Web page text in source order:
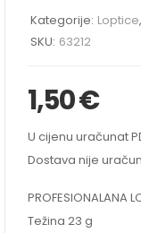
Kategorije: Loptice,
SKU: 63212
1,50€
U cijenu uračunat
Dostava nije
PROFESIONALANA
Težina 23 g